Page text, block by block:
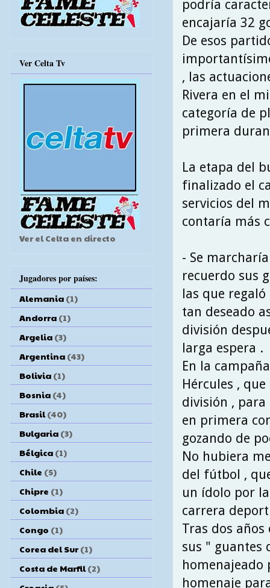
podría
encajaría 32
De esos
, las
Rivera en el
categoría de
primera
La etapa del
finalizado el
servicios del
contaría más
- Se
recuerdo sus
las que
tan deseado
división
larga espera .
En la
Hércules ,
división , para
en primera
gozando de
No hubiera
del fútbol ,
un ídolo por
carrera
Tras dos
sus " guantes
homenajeado
homenaje
Ver Celta Tv
Ver el Celta en directo
Jugadores por países:
Alemania (1)
Andorra (1)
Argelia (3)
Argentina (43)
Bolivia (1)
Bosnia (4)
Brasil (40)
Bulgaria (3)
Bélgica (1)
Chile (5)
Chipre (1)
Colombia (2)
Congo (1)
Corea del Sur (1)
Costa de Marfil (2)